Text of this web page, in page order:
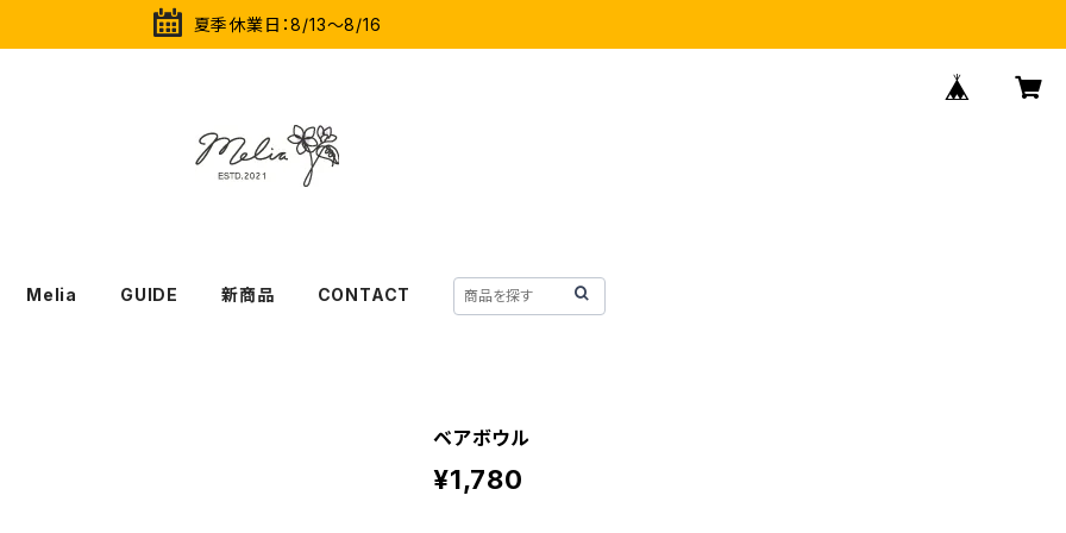
夏季休業日：8/13～8/16
Melia GUIDE 新商品 CONTACT
ベアボウル
¥1,780